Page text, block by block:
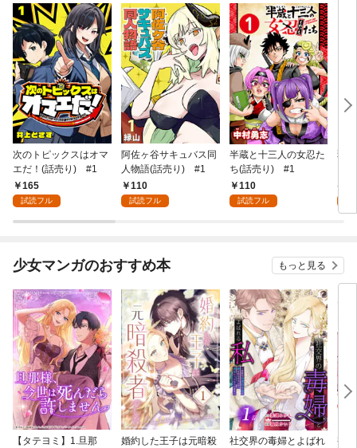
次のトピックスはオマ
エだ！(話売り) #1
165
試読フル
阿佐ヶ谷サキュバス同
人物語(話売り) #1
110
試読フル
半蔵と十三人の女忍た
ち(話売り) #1
110
試読フル
弱
少女マンガのおすすめ本 もっと見る
【タテヨミ】1.旦那
婚約した王子は元暗殺
社交界の毒婦とよばれ
視